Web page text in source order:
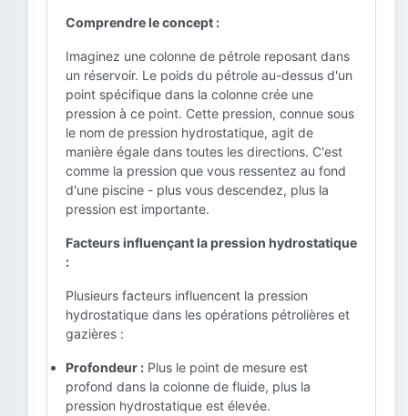
Comprendre le concept :
Imaginez une colonne de pétrole reposant dans
un réservoir. Le poids du pétrole au-dessus d'un
point spécifique dans la colonne crée une
pression à ce point. Cette pression, connue sous
le nom de pression hydrostatique, agit de
manière égale dans toutes les directions. C'est
comme la pression que vous ressentez au fond
d'une piscine - plus vous descendez, plus la
pression est importante.
Facteurs influençant la pression hydrostatique
:
Plusieurs facteurs influencent la pression
hydrostatique dans les opérations pétrolières et
gazières :
Profondeur : Plus le point de mesure est
profond dans la colonne de fluide, plus la
pression hydrostatique est élevée.